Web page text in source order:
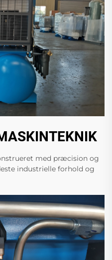
med præcision og
industrielle forhold og